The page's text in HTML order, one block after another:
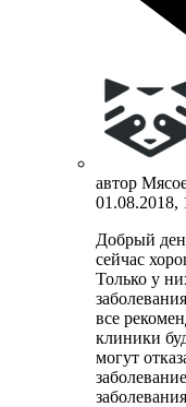
автор
01.08.2018,
Добрый
сейчас
Только у
все
клиники
могут